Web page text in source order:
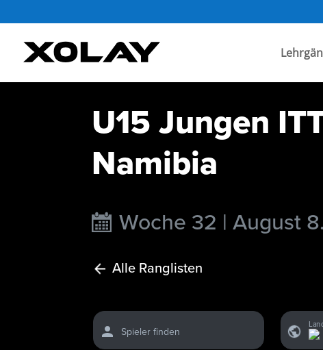
U15 Jungen
Namibia
Woche 32 | August
Alle Ranglisten
Spieler finden